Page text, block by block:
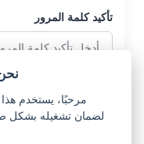
تأكيد كلمة المرور
مرحبًا، يستخدم
لضمان تشغيله بشكل